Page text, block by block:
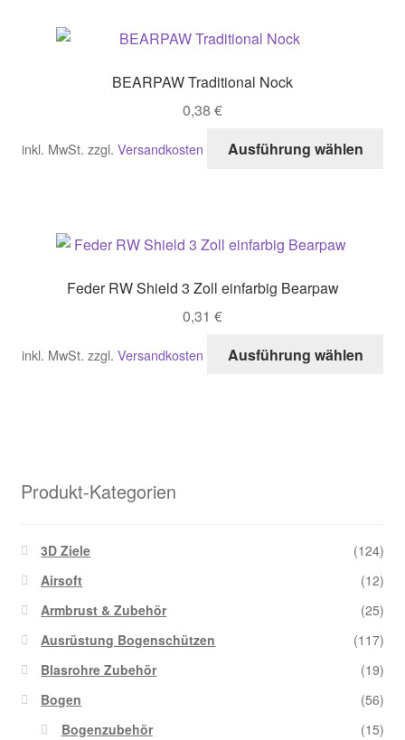
BEARPAW Traditional Nock
0,38 €
inkl. MwSt. zzgl. Versandkosten Ausführung wählen
Feder RW Shield 3 Zoll einfarbig Bearpaw
0,31 €
inkl. MwSt. zzgl. Versandkosten Ausführung wählen
auf
Produkt-Kategorien
3D Ziele
(124)
Airsoft
(12)
Armbrust & Zubehör
(25)
Ausrüstung Bogenschützen
(117)
Blasrohre Zubehör
(19)
Bogen
(56)
Bogenzubehör
(15)